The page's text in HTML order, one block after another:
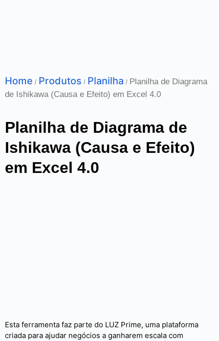
Home / Produtos / Planilha / Planilha de Diagrama
de Ishikawa (Causa e Efeito) em Excel 4.0
Planilha de Diagrama de
Ishikawa (Causa e Efeito)
em Excel 4.0
Esta ferramenta faz parte do LUZ Prime, uma plataforma
criada para ajudar negócios a ganharem escala com